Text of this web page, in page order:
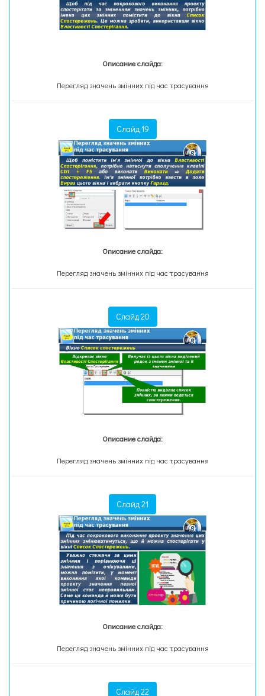
Описание слайда:
Перегляд значень змінних під час трасування
Слайд 19
Описание слайда:
Перегляд значень змінних під час трасування
Слайд 20
Описание слайда:
Перегляд значень змінних під час трасування
Слайд 21
Описание слайда:
Перегляд значень змінних під час трасування
Слайд 22